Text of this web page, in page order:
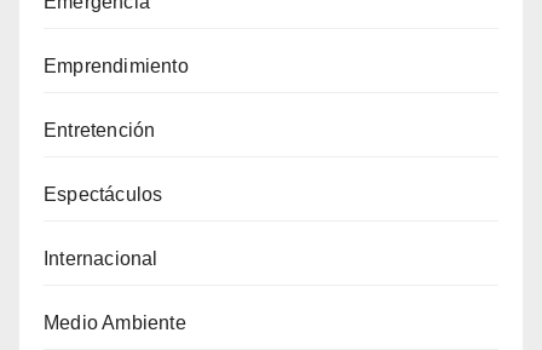
Emprendimiento
Entretención
Espectáculos
Internacional
Medio Ambiente